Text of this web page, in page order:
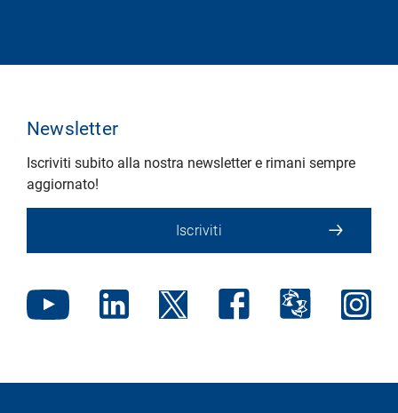
Newsletter
Iscriviti subito alla nostra newsletter e rimani sempre
aggiornato!
Iscriviti